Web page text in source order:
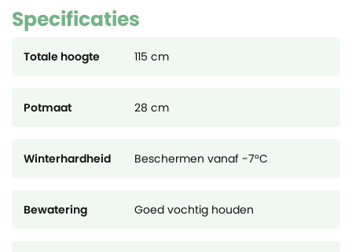
onderhoudsvriendelijk.
Specificaties
Totale hoogte 115 cm
Potmaat 28 cm
Winterhardheid Beschermen vanaf -7°C
Bewatering Goed vochtig houden